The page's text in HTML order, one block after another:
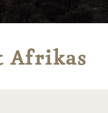
Afrikas